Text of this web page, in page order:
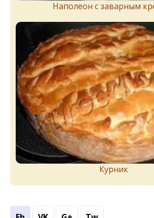
Наполеон с заварным
Курник